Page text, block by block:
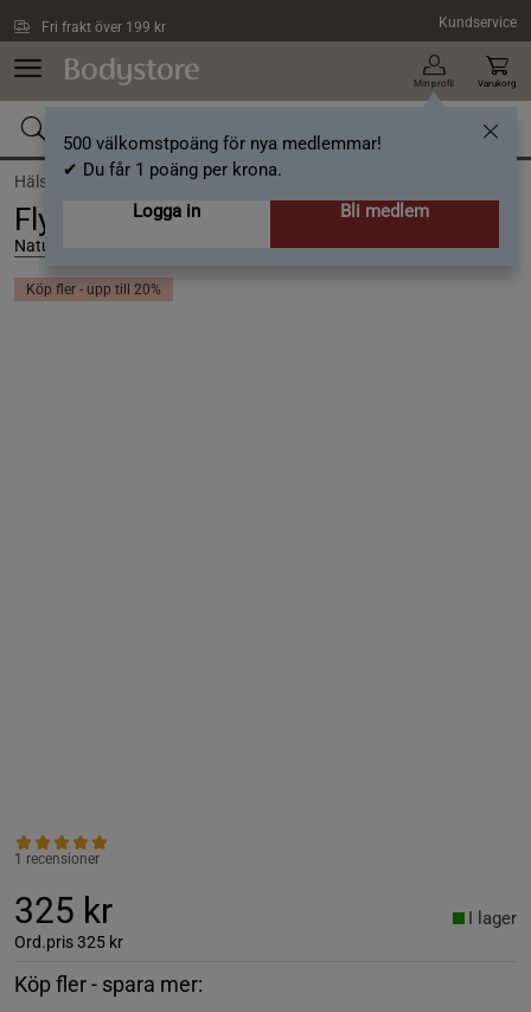
Fri frakt över 199 kr Kundservice
Min profil
500 välkomstpoäng för nya medlemmar!
✔ Du får 1 poäng per krona.
Logga in
Bli medlem
Varukorg
Hälsa / Vitaminer /D-vitamin
Flytande D3 & K2 30 ml
Nature Provides
Köp fler - upp till 20%
1 recensioner
325 kr
Ord.pris325 kr
I lager
Köp fler - spara mer: